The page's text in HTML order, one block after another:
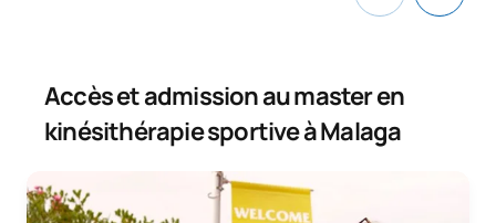
Accès et admission au master en
kinésithérapie sportive à Malaga